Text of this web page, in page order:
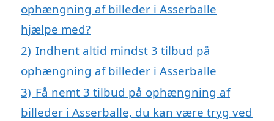
ophængning af billeder i Asserballe
hjælpe med?
2) Indhent altid mindst 3 tilbud på
ophængning af billeder i Asserballe
3) Få nemt 3 tilbud på ophængning af
billeder i Asserballe, du kan være tryg ved